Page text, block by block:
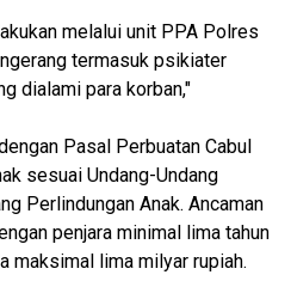
melalui unit PPA Polres
termasuk psikiater
dialami para korban,"
Pasal Perbuatan Cabul
sesuai Undang-Undang
Perlindungan Anak. Ancaman
penjara minimal lima tahun
maksimal lima milyar rupiah.